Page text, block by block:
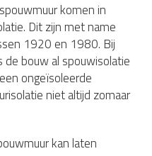
komen in
Dit zijn met name
1920 en 1980. Bij
bouw al spouwisolatie
ongeïsoleerde
niet altijd zomaar
kan laten